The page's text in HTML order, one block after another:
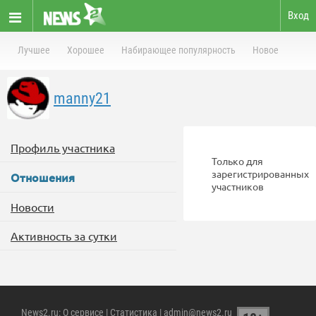
Вход
Лучшее Хорошее Набирающее популярность Новое
manny21
Профиль участника
Отношения
Новости
Активность за сутки
Только для
зарегистрированных
участников
News2.ru: О сервисе | Статистика | admin@news2.ru